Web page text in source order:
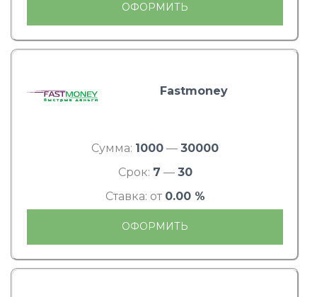
ОФОРМИТЬ
Fastmoney
Сумма: 1000 — 30000
Срок: 7 — 30
Ставка: от 0.00 %
ОФОРМИТЬ